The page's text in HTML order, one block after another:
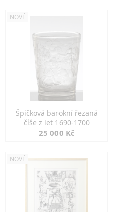
NOVÉ
Špičková barokní řezaná
číše z let 1690-1700
25 000 Kč
NOVÉ